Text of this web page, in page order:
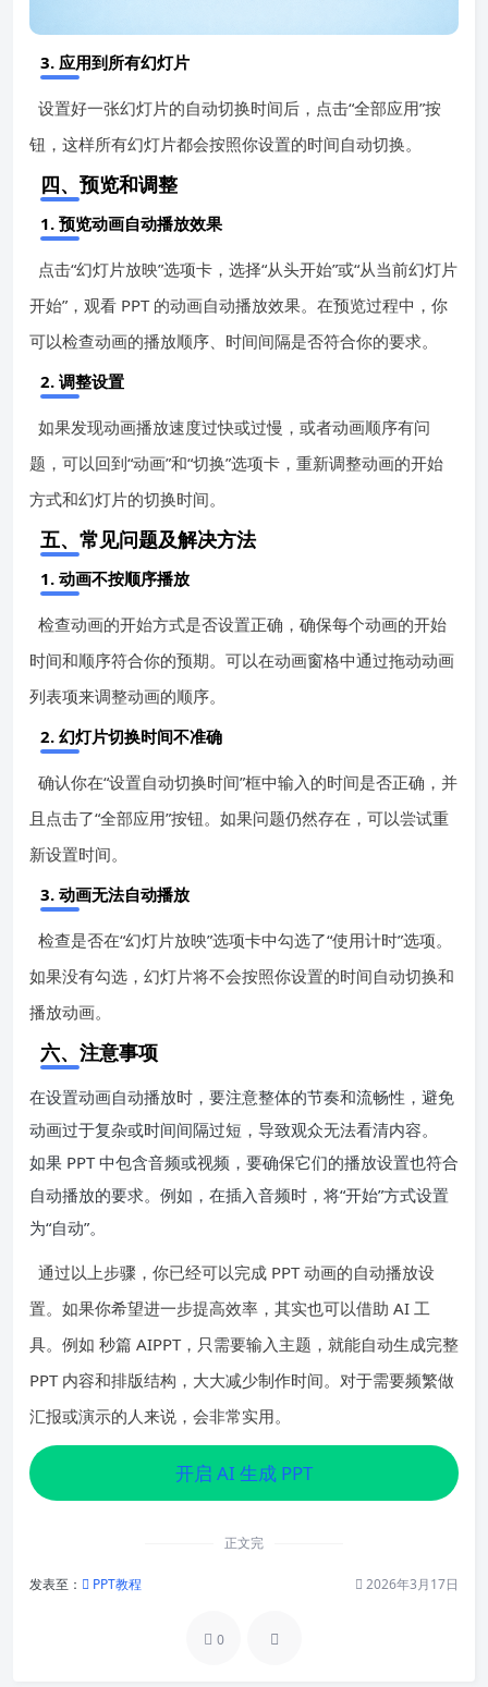
3. 应用到所有幻灯片
设置好一张幻灯片的自动切换时间后，点击“全部应用”按
钮，这样所有幻灯片都会按照你设置的时间自动切换。
四、预览和调整
1. 预览动画自动播放效果
点击“幻灯片放映”选项卡，选择“从头开始”或“从当前幻灯片
开始”，观看 PPT 的动画自动播放效果。在预览过程中，你
可以检查动画的播放顺序、时间间隔是否符合你的要求。
2. 调整设置
如果发现动画播放速度过快或过慢，或者动画顺序有问
题，可以回到“动画”和“切换”选项卡，重新调整动画的开始
方式和幻灯片的切换时间。
五、常见问题及解决方法
1. 动画不按顺序播放
检查动画的开始方式是否设置正确，确保每个动画的开始
时间和顺序符合你的预期。可以在动画窗格中通过拖动动画
列表项来调整动画的顺序。
2. 幻灯片切换时间不准确
确认你在“设置自动切换时间”框中输入的时间是否正确，并
且点击了“全部应用”按钮。如果问题仍然存在，可以尝试重
新设置时间。
3. 动画无法自动播放
检查是否在“幻灯片放映”选项卡中勾选了“使用计时”选项。
如果没有勾选，幻灯片将不会按照你设置的时间自动切换和
播放动画。
六、注意事项
在设置动画自动播放时，要注意整体的节奏和流畅性，避免
动画过于复杂或时间间隔过短，导致观众无法看清内容。
如果 PPT 中包含音频或视频，要确保它们的播放设置也符合
自动播放的要求。例如，在插入音频时，将“开始”方式设置
为“自动”。
通过以上步骤，你已经可以完成 PPT 动画的自动播放设
置。如果你希望进一步提高效率，其实也可以借助 AI 工
具。例如 秒篇 AIPPT，只需要输入主题，就能自动生成完整
PPT 内容和排版结构，大大减少制作时间。对于需要频繁做
汇报或演示的人来说，会非常实用。
开启 AI 生成 PPT
正文完
发表至： PPT教程 2026年3月17日
0